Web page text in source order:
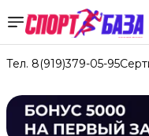
Тел. 8(919)379-05-95